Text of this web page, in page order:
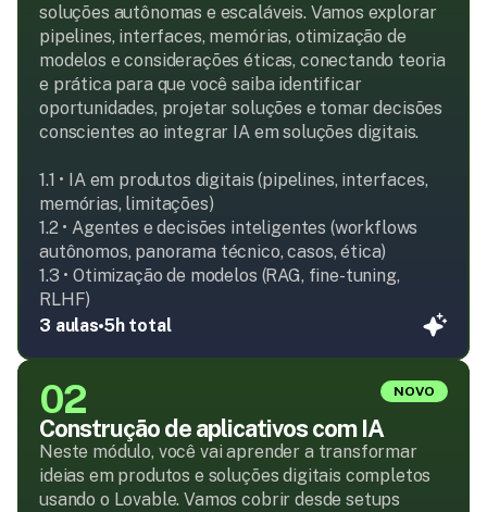
soluções autônomas e escaláveis. Vamos explorar
pipelines, interfaces, memórias, otimização de
modelos e considerações éticas, conectando teoria
e prática para que você saiba identificar
oportunidades, projetar soluções e tomar decisões
conscientes ao integrar IA em soluções digitais.
1.1 • IA em produtos digitais (pipelines, interfaces,
memórias, limitações)
1.2 • Agentes e decisões inteligentes (workflows
autônomos, panorama técnico, casos, ética)
1.3 • Otimização de modelos (RAG, fine-tuning,
RLHF)
3 aulas 5h total
NOVO
02
Construção de aplicativos com IA
Neste módulo, você vai aprender a transformar
ideias em produtos e soluções digitais completos
usando o Lovable. Vamos cobrir desde setups